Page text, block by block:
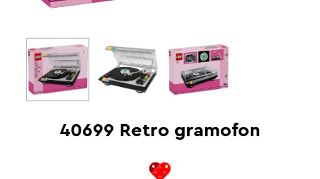
40699 Retro gramofon